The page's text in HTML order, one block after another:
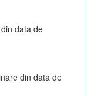
data de
din data de